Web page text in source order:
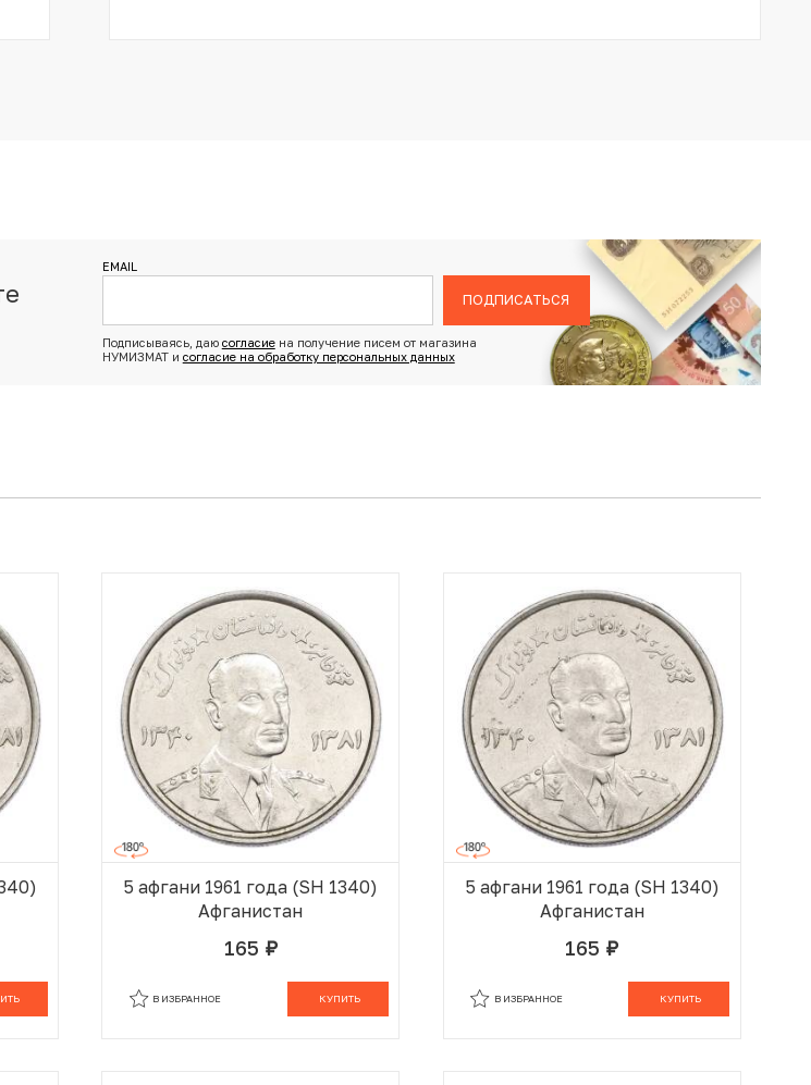
EMAIL
ПОДПИСАТЬСЯ
Подписываясь, даю согласиена получение писем от магазина
НУМИЗМАТ и согласие на обработку персональных данных
5 афгани 1961 года (SH 1340)
Афганистан
165 руб.
КУПИТЬ
В ИЗБРАННОЕ
5 афгани 1961 года (SH 1340)
Афганистан
165 руб.
КУПИТЬ
В ИЗБРАННОЕ